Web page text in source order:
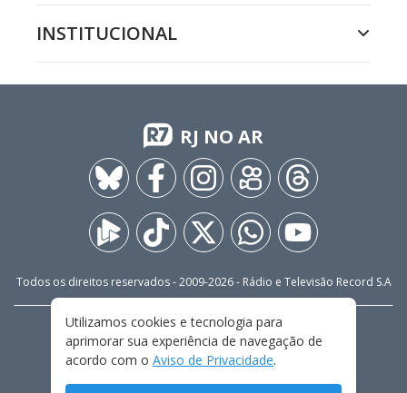
INSTITUCIONAL
RJ NO AR
Todos os direitos reservados - 2009-2026- Rádio e Televisão Record S.A
FALE CONOSCO
PRIVACIDADE
TERMOS E CONDIÇÕES DE USO
Utilizamos cookies e tecnologia para
aprimorar sua experiência de navegação de
acordo com o Aviso de Privacidade.